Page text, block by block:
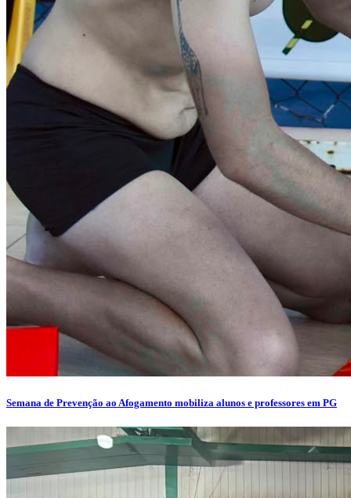
Semana de Prevenção ao Afogamento mobiliza alunos e professores em PG